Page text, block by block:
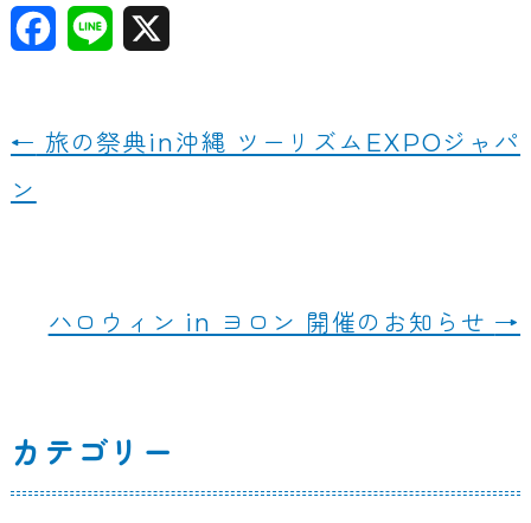
F
c
e
k
Li
e
X
← 旅の祭典in沖縄 ツーリズムEXPOジャパ
ン
ハロウィン in ヨロン 開催のお知らせ →
カテゴリー